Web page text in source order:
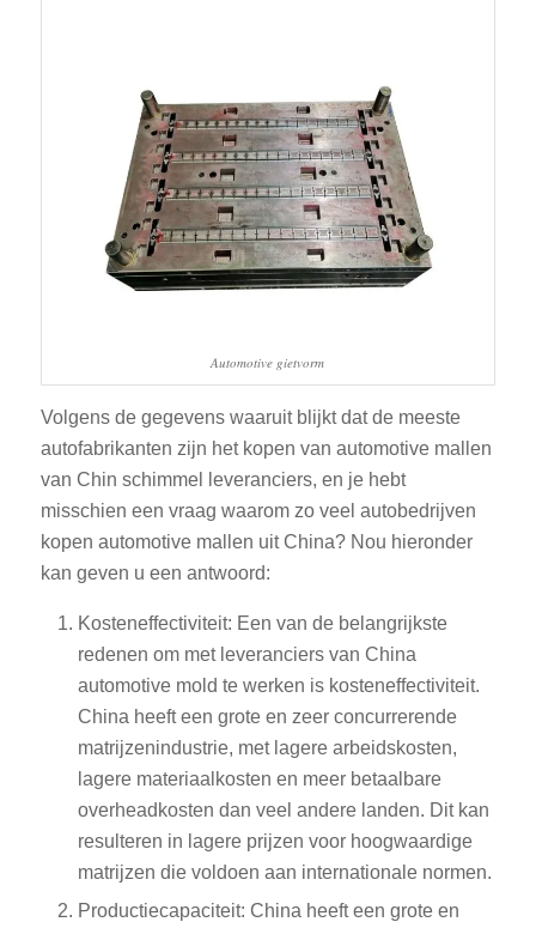
Automotive gietvorm
Volgens de gegevens waaruit blijkt dat de meeste
autofabrikanten zijn het kopen van automotive mallen
van Chin schimmel leveranciers, en je hebt
misschien een vraag waarom zo veel autobedrijven
kopen automotive mallen uit China? Nou hieronder
kan geven u een antwoord:
Kosteneffectiviteit: Een van de belangrijkste
redenen om met leveranciers van China
automotive mold te werken is kosteneffectiviteit.
China heeft een grote en zeer concurrerende
matrijzenindustrie, met lagere arbeidskosten,
lagere materiaalkosten en meer betaalbare
overheadkosten dan veel andere landen. Dit kan
resulteren in lagere prijzen voor hoogwaardige
matrijzen die voldoen aan internationale normen.
Productiecapaciteit: China heeft een grote en